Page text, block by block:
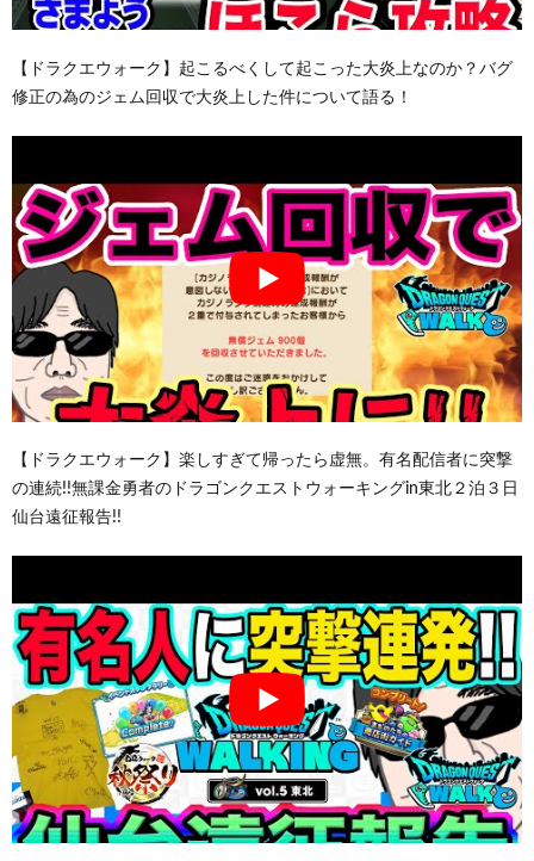
【ドラクエウォーク】起こるべくして起こった大炎上なのか？バグ
修正の為のジェム回収で大炎上した件について語る！
【ドラクエウォーク】楽しすぎて帰ったら虚無。有名配信者に突撃
の連続!!無課金勇者のドラゴンクエストウォーキングin東北２泊３日
仙台遠征報告!!